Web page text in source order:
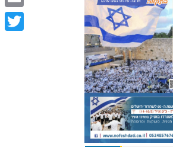
Email